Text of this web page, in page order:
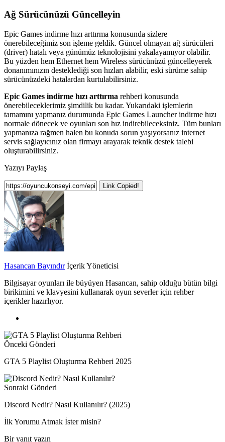
Ağ Sürücünüzü Güncelleyin
Epic Games indirme hızı arttırma konusunda sizlere
önerebileceğimiz son işleme geldik. Güncel olmayan ağ sürücüleri
(driver) hatalı veya günümüz teknolojisini yakalayamıyor olabilir.
Bu yüzden hem Ethernet hem Wireless sürücünüzü güncelleyerek
donanımınızın desteklediği son hızları alabilir, eski sürüme sahip
sürücünüzdeki hatalardan kurtulabilirsiniz.
Epic Games indirme hızı arttırma rehberi konusunda
önerebileceklerimiz şimdilik bu kadar. Yukarıdaki işlemlerin
tamamını yapmanız durumunda Epic Games Launcher indirme hızı
normale dönecek ve oyunları son hız indirebileceksiniz. Tüm bunları
yapmanıza rağmen halen bu konuda sorun yaşıyorsanız internet
servis sağlayıcınız olan firmayı arayarak teknik destek talebi
oluşturabilirsiniz.
Yazıyı Paylaş
Link Copied!
Hasancan Bayındır İçerik Yöneticisi
Bilgisayar oyunları ile büyüyen Hasancan, sahip olduğu bütün bilgi
birikimini ve klavyesini kullanarak oyun severler için rehber
içerikler hazırlıyor.
Önceki Gönderi
GTA 5 Playlist Oluşturma Rehberi 2025
Sonraki Gönderi
Discord Nedir? Nasıl Kullanılır? (2025)
İlk Yorumu Atmak İster misin?
Bir yanıt yazın